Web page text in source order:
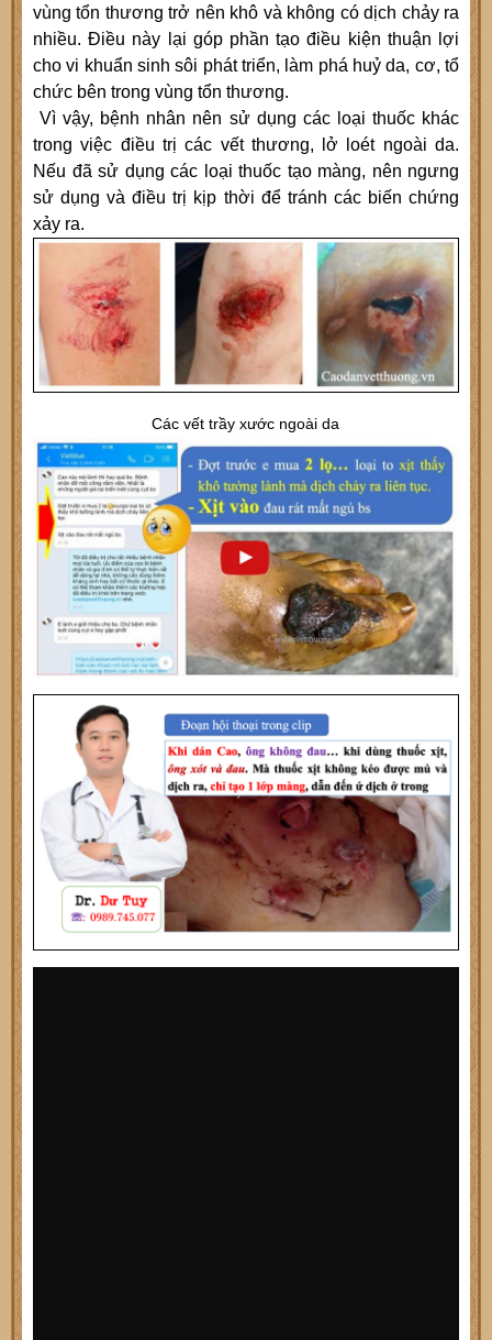
vùng tổn thương trở nên khô và không có dịch chảy ra
nhiều. Điều này lại góp phần tạo điều kiện thuận lợi
cho vi khuẩn sinh sôi phát triển, làm phá huỷ da, cơ, tổ
chức bên trong vùng tổn thương.
Vì vậy, bệnh nhân nên sử dụng các loại thuốc khác
trong việc điều trị các vết thương, lở loét ngoài da.
Nếu đã sử dụng các loại thuốc tạo màng, nên ngưng
sử dụng và điều trị kịp thời để tránh các biến chứng
xảy ra.
Các vết trầy xước ngoài da